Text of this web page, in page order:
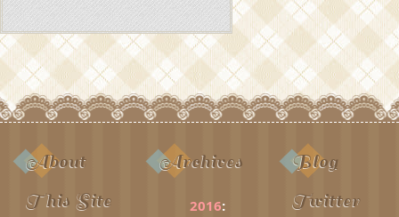
About
This Site
Archives
2016:
Blog
Twitter